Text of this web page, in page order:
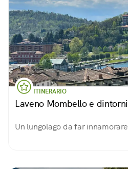
ITINERARIO
Laveno Mombello e dintorni
Un lungolago da far innamorare